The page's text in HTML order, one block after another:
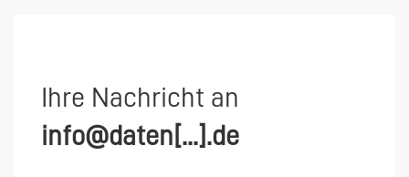
Ihre Nachricht an
info@daten[...].de